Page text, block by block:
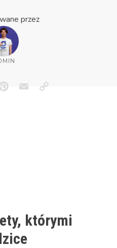
przez
PinterestEmailCopy
którymi